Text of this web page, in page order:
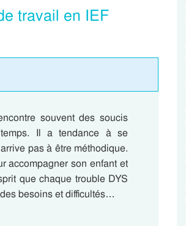
travail en IEF
souvent des soucis
temps. Il a tendance à se
pas à être méthodique.
accompagner son enfant et
que chaque trouble DYS
besoins et difficultés…